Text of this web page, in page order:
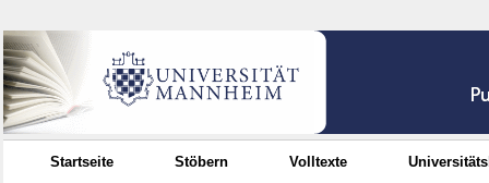
Startseite Stöbern Volltexte